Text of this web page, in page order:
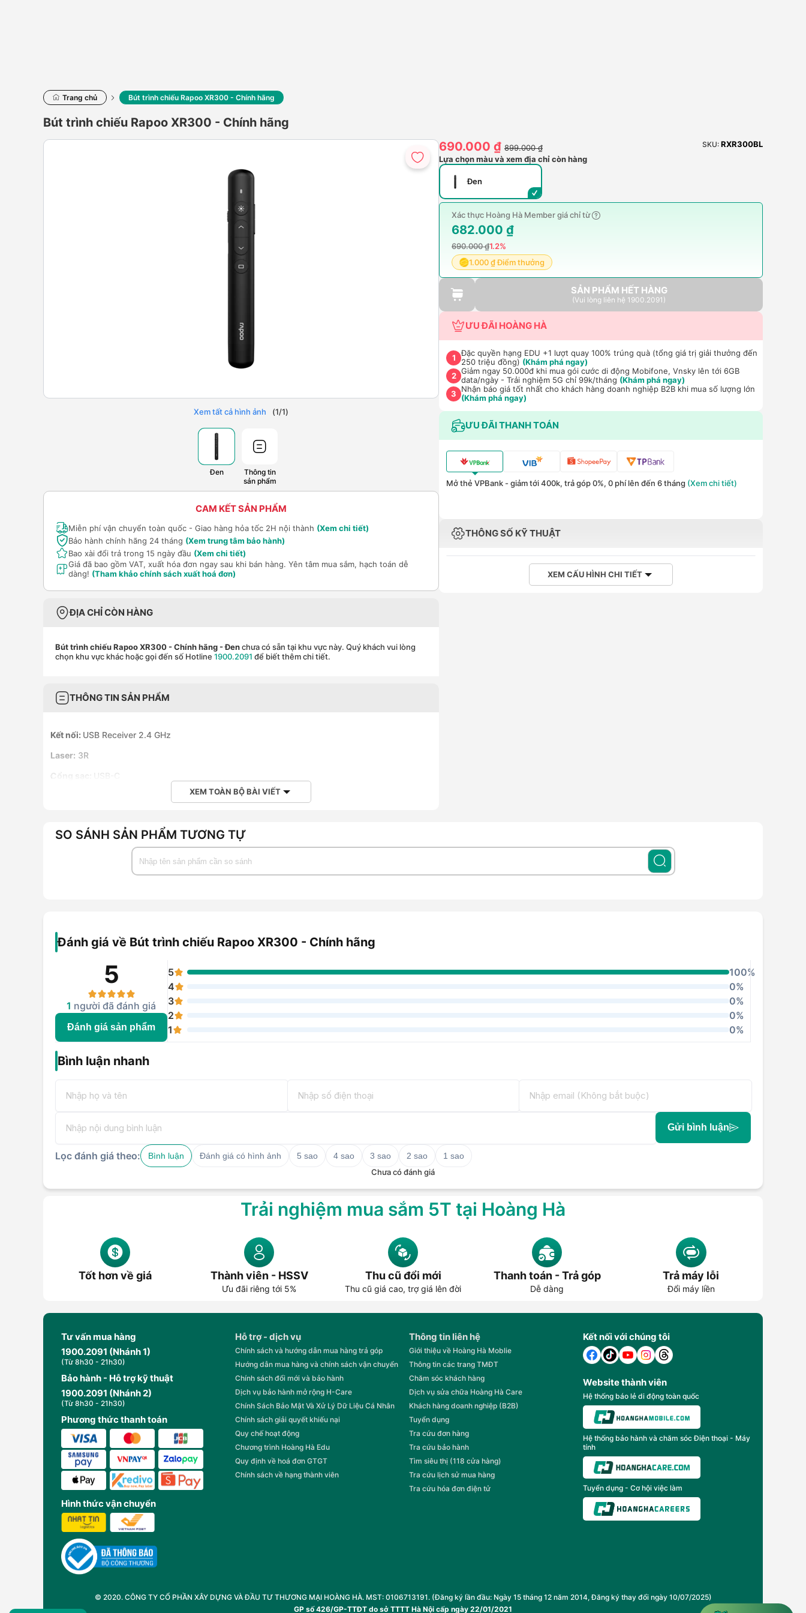
Trang chủ Bút trình chiếu Rapoo XR300 - Chính hãng
Bút trình chiếu Rapoo XR300 - Chính hãng
Xem tất cả hình ảnh (1/1)
Đen
Thông tin
sản phẩm
CAM KẾT SẢN PHẨM
Miễn phí vận chuyển toàn quốc - Giao hàng hỏa tốc 2H nội thành (Xem chi tiết)
Bảo hành chính hãng 24 tháng (Xem trung tâm bảo hành)
Bao xài đổi trả trong 15 ngày đầu (Xem chi tiết)
Giá đã bao gồm VAT, xuất hóa đơn ngay sau khi bán hàng. Yên tâm mua sắm, hạch toán dễ
dàng! (Tham khảo chính sách xuất hoá đơn)
ĐỊA CHỈ CÒN HÀNG
Bút trình chiếu Rapoo XR300 - Chính hãng - Đenchưa có sẵn tại khu vực này. Quý khách vui lòng
chọn khu vực khác hoặc gọi đến số Hotline 1900.2091 để biết thêm chi tiết.
THÔNG TIN SẢN PHẨM
Kết nối: USB Receiver 2.4 GHz
Laser: 3R
Cổng sạc:
USB-C
XEM TOÀN BỘ BÀI VIẾT
690.000 ₫ 899.000 ₫ SKU: RXR300BL
Lựa chọn màu và xem địa chỉ còn hàng
Đen
Xác thực Hoàng Hà Member giá chỉ từ
682.000 ₫
690.000 ₫1.2%
1.000 ₫ Điểm thưởng
SẢN PHẨM HẾT HÀNG
(Vui lòng liên hệ 1900.2091)
ƯU ĐÃI HOÀNG HÀ
1
Đặc quyền hạng EDU +1 lượt quay 100% trúng quà (tổng giá trị giải thưởng đến
250 triệu đồng) (Khám phá ngay)
2 Giảm ngay 50.000đ khi mua gói cước di động Mobifone, Vnsky lên tới 6GB
data/ngày - Trải nghiệm 5G chỉ 99k/tháng (Khám phá ngay)
3
Nhận báo giá tốt nhất cho khách hàng doanh nghiệp B2B khi mua số lượng lớn
(Khám phá ngay)
ƯU ĐÃI THANH TOÁN
Mở thẻ VPBank - giảm tới 400k, trả góp 0%, 0 phí lên đến 6 tháng (Xem chi tiết)
THÔNG SỐ KỸ THUẬT
XEM CẤU HÌNH CHI TIẾT
SO SÁNH SẢN PHẨM TƯƠNG TỰ
Đánh giá về Bút trình chiếu Rapoo XR300 - Chính hãng
5
1 người đã đánh giá
Đánh giá sản phẩm
5
100%
4
0%
3
0%
2
0%
1
0%
Bình luận nhanh
Gửi bình luận
Lọc đánh giá theo: Bình luận Đánh giá có hình ảnh 5 sao 4 sao 3 sao 2 sao
1 sao
Chưa có đánh giá
Trải nghiệm mua sắm 5T tại Hoàng Hà
Tốt hơn về giá Thành viên - HSSV
Ưu đãi riêng tới 5%
Thu cũ đổi mới
Thu cũ giá cao, trợ giá lên đời
Thanh toán - Trả góp
Dễ dàng
Trả máy lỗi
Đổi máy liền
Tư vấn mua hàng
1900.2091 (Nhánh 1)
(Từ 8h30 - 21h30)
Bảo hành - Hỗ trợ kỹ thuật
1900.2091 (Nhánh 2)
(Từ 8h30 - 21h30)
Phương thức thanh toán
Hình thức vận chuyển
Hỗ trợ - dịch vụ
Chính sách và hướng dẫn mua hàng trả góp
Hướng dẫn mua hàng và chính sách vận chuyển
Chính sách đổi mới và bảo hành
Dịch vụ bảo hành mở rộng H-Care
Chính Sách Bảo Mật Và Xử Lý Dữ Liệu Cá Nhân
Chính sách giải quyết khiếu nại
Quy chế hoạt động
Chương trình Hoàng Hà Edu
Quy định về hoá đơn GTGT
Chính sách về hạng thành viên
Thông tin liên hệ
Giới thiệu về Hoàng Hà Moblie
Thông tin các trang TMĐT
Chăm sóc khách hàng
Dịch vụ sửa chữa Hoàng Hà Care
Khách hàng doanh nghiệp (B2B)
Tuyển dụng
Tra cứu đơn hàng
Tra cứu bảo hành
Tìm siêu thị (118 cửa hàng)
Tra cứu lịch sử mua hàng
Tra cứu hóa đơn điện tử
Kết nối với chúng tôi
Website thành viên
Hệ thống báo lẻ di động toàn quốc
Hệ thống bảo hành và chăm sóc Điện thoại - Máy
tính
Tuyển dụng - Cơ hội việc làm
© 2020. CÔNG TY CỔ PHẦN XÂY DỰNG VÀ ĐẦU TƯ THƯƠNG MẠI HOÀNG HÀ. MST: 0106713191. (Đăng ký lần đầu: Ngày 15 tháng 12 năm 2014, Đăng ký thay đổi ngày 10/07/2025)
GP số 426/GP-TTĐT do sở TTTT Hà Nội cấp ngày 22/01/2021